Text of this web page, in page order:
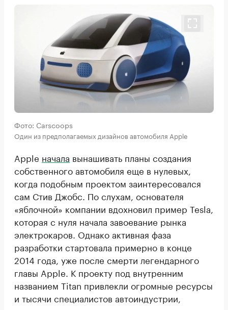
Фото: Carscoops
Один из предполагаемых дизайнов автомобиля Apple
Apple начала вынашивать планы создания
собственного автомобиля еще в нулевых,
когда подобным проектом заинтересовался
сам Стив Джобс. По слухам, основателя
«яблочной» компании вдохновил пример Tesla,
которая с нуля начала завоевание рынка
электрокаров. Однако активная фаза
разработки стартовала примерно в конце
2014 года, уже после смерти легендарного
главы Apple. К проекту под внутренним
названием Titan привлекли огромные ресурсы
и тысячи специалистов автоиндустрии,